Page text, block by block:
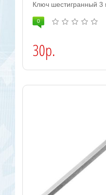
Ключ шестигранный 3
0
30р.